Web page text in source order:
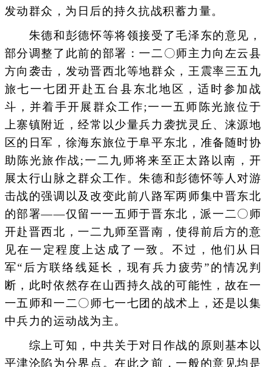
发动群众，为日后的持久抗战积蓄力量。
朱德和彭德怀等将领接受了毛泽东的意见，
部分调整了此前的部署：一二〇师主力向左云县
方向袭击，发动晋西北等地群众，王震率三五九
旅七一七团开赴五台县东北地区，适时参加战
斗，并着手开展群众工作;一一五师陈光旅位于
上寨镇附近，经常以少量兵力袭扰灵丘、涞源地
区的日军，徐海东旅位于阜平东北，准备随时协
助陈光旅作战;一二九师将来至正太路以南，开
展太行山脉之群众工作。朱德和彭德怀等人对游
击战的强调以及改变此前八路军两师集中晋东北
的部署——仅留一一五师于晋东北，派一二〇师
开赴晋西北，一二九师至晋南，使得前后方的意
见在一定程度上达成了一致。不过，他们从日
军“后方联络线延长，现有兵力疲劳”的情况判
断，此时依然存在山西持久战的可能性，故在一
一五师和一二〇师七一七团的战术上，还是以集
中兵力的运动战为主。
综上可知，中共关于对日作战的原则基本以
平津沦陷为分界点。在此之前，一般的意见均是